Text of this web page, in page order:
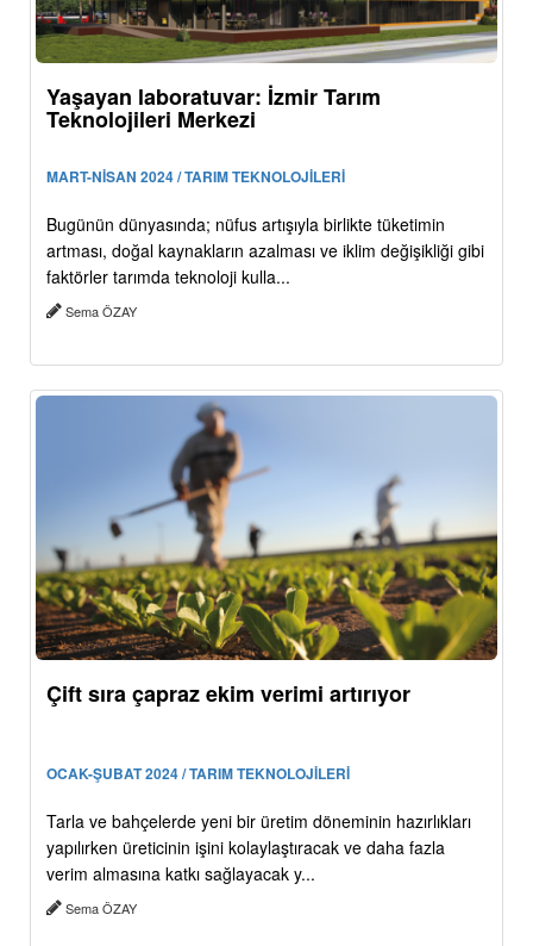
Yaşayan laboratuvar: İzmir Tarım
Teknolojileri Merkezi
MART-NİSAN 2024 / TARIM TEKNOLOJİLERİ
Bugünün dünyasında; nüfus artışıyla birlikte tüketimin
artması, doğal kaynakların azalması ve iklim değişikliği gibi
faktörler tarımda teknoloji kulla...
Sema ÖZAY
Çift sıra çapraz ekim verimi artırıyor
OCAK-ŞUBAT 2024 / TARIM TEKNOLOJİLERİ
Tarla ve bahçelerde yeni bir üretim döneminin hazırlıkları
yapılırken üreticinin işini kolaylaştıracak ve daha fazla
verim almasına katkı sağlayacak y...
Sema ÖZAY